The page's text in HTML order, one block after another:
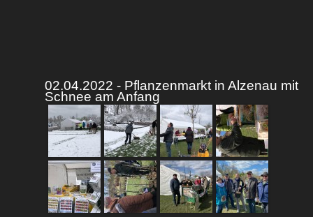
02.04.2022 - Pflanzenmarkt in Alzenau mit
Schnee am Anfang